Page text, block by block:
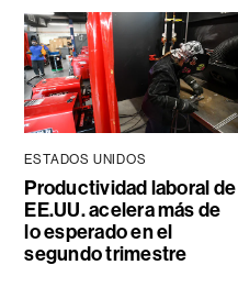
ESTADOS UNIDOS
Productividad laboral de
EE.UU. acelera más de
lo esperado en el
segundo trimestre